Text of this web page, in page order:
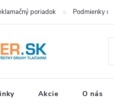
poriadok Podmienky
Akcie O nás